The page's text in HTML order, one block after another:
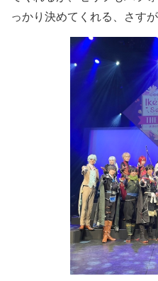
っかり決めてくれる、さす